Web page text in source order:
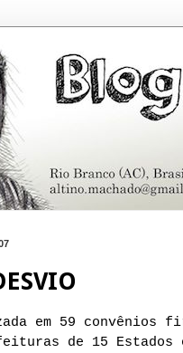
em 59 convênios
de 15 Estados